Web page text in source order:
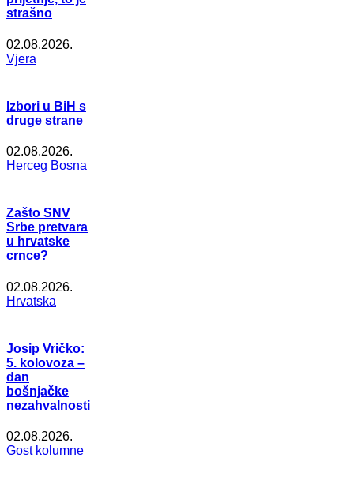
strašno
02.08.2026.
Vjera
Izbori u BiH s
druge strane
02.08.2026.
Herceg Bosna
Zašto SNV
Srbe pretvara
u hrvatske
crnce?
02.08.2026.
Hrvatska
Josip Vričko:
5. kolovoza –
dan
bošnjačke
nezahvalnosti
02.08.2026.
Gost kolumne